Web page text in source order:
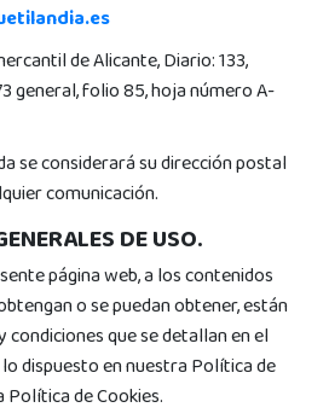
de Alicante, Diario: 133,
general, folio 85, hoja número A-
se considerará su dirección postal
comunicación.
DE USO.
página web, a los contenidos
o se puedan obtener, están
que se detallan en el
dispuesto en nuestra Política de
de Cookies.